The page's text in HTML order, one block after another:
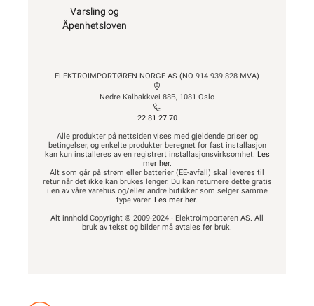
Varsling og
Åpenhetsloven
ELEKTROIMPORTØREN NORGE AS (NO 914 939 828 MVA)
Nedre Kalbakkvei 88B, 1081 Oslo
22 81 27 70
Alle produkter på nettsiden vises med gjeldende priser og
betingelser, og enkelte produkter beregnet for fast installasjon
kan kun installeres av en registrert installasjonsvirksomhet. Les
mer her.
Alt som går på strøm eller batterier (EE-avfall) skal leveres til
retur når det ikke kan brukes lenger. Du kan returnere dette gratis
i en av våre varehus og/eller andre butikker som selger samme
type varer. Les mer her.
Alt innhold Copyright © 2009-2024 - Elektroimportøren AS. All
bruk av tekst og bilder må avtales før bruk.